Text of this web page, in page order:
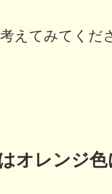
えてみてくだ
オレンジ